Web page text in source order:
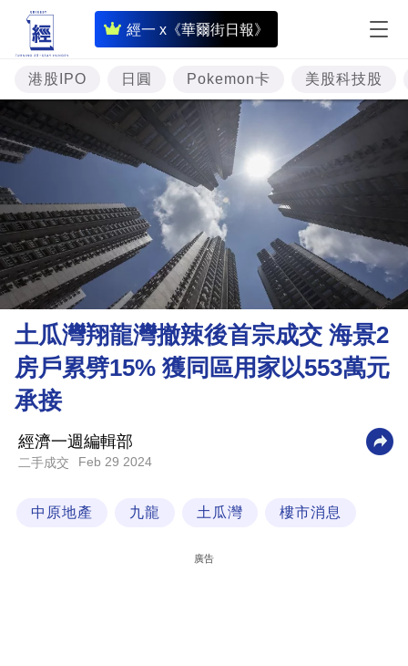
經一 x《華爾街日報》
即
時
財
經
題
資
樓
理
財
商
科
技
港股IPO 日圓 Pokemon卡 美股科技股
土瓜灣翔龍灣撤辣後首宗成交 海景2
房戶累劈15% 獲同區用家以553萬元
承接
經濟一週編輯部
二手成交 Feb 29 2024
中原地產 九龍 土瓜灣 樓市消息
廣告